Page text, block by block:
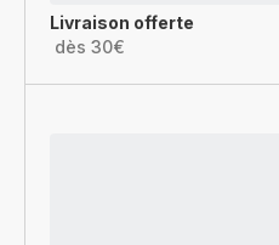
Livraison offerte
dès 30€